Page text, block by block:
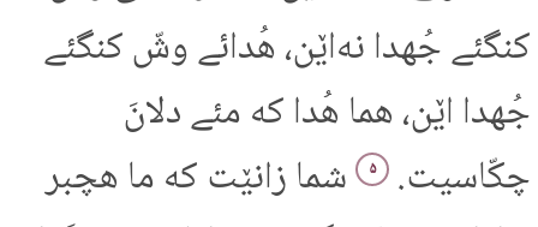
کنگئے جُهدا نه‌اێن، هُدائے وشّ کنگئے
جُهدا اێن، هما هُدا که مئے دلانَ
چکّاسیت.
۵ شما زانێت که ما هچبر